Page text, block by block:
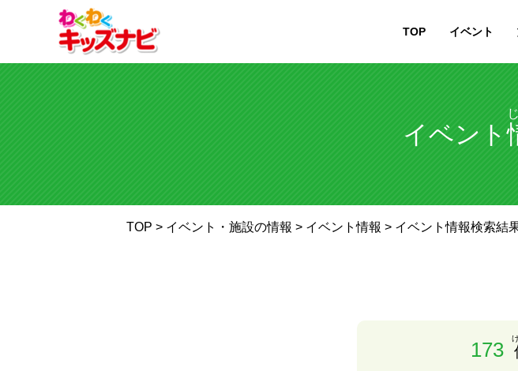
TOP イベント
イベント
TOP > イベント・施設の情報 > イベント情報 > イベント情報検索結
173